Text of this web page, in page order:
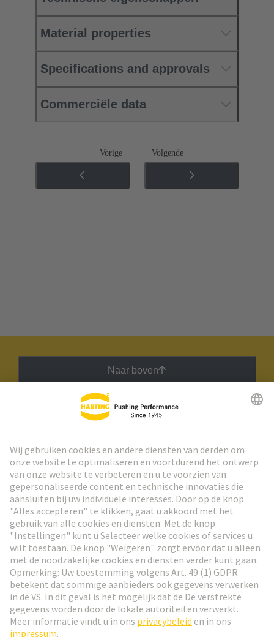
Material properties
Specifications and approvals
Commerciële data
Vorige Volgende
Naar boven
Ga naar registratie
Social Media